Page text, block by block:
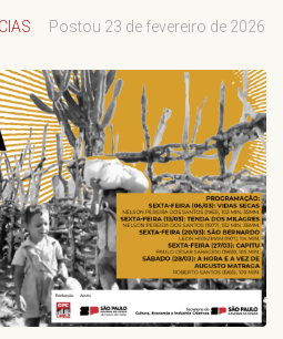
Postou 23 de fevereiro de 2026